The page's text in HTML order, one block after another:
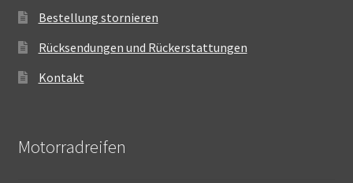
Bestellung stornieren
Rücksendungen und Rückerstattungen
Kontakt
Motorradreifen